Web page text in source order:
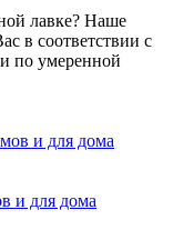
лавке? Наше
в соответствии с
по умеренной
и для дома